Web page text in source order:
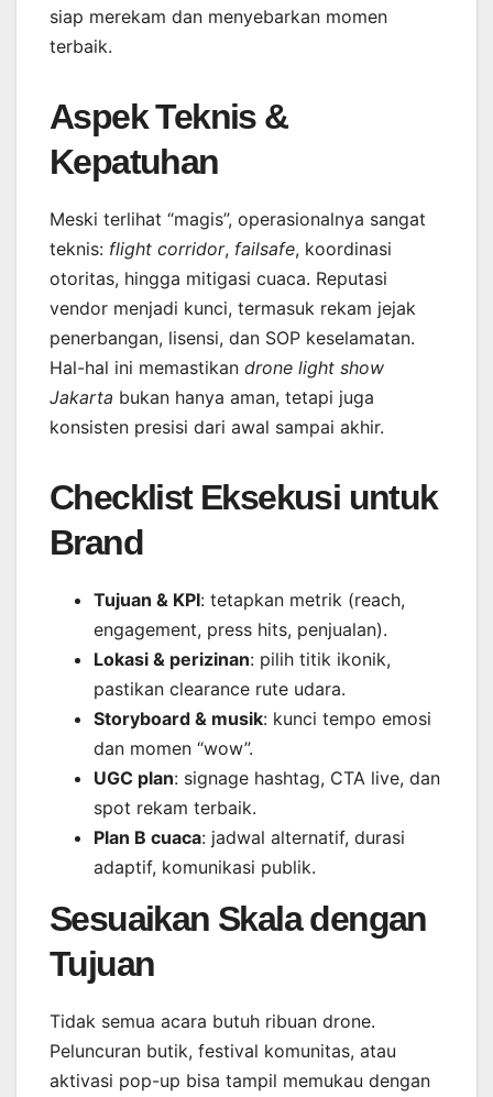
siap merekam dan menyebarkan momen
terbaik.
Aspek Teknis &
Kepatuhan
Meski terlihat “magis”, operasionalnya sangat
teknis: flight corridor, failsafe, koordinasi
otoritas, hingga mitigasi cuaca. Reputasi
vendor menjadi kunci, termasuk rekam jejak
penerbangan, lisensi, dan SOP keselamatan.
Hal-hal ini memastikan drone light show
Jakarta bukan hanya aman, tetapi juga
konsisten presisi dari awal sampai akhir.
Checklist Eksekusi untuk
Brand
Tujuan & KPI: tetapkan metrik (reach,
engagement, press hits, penjualan).
Lokasi & perizinan: pilih titik ikonik,
pastikan clearance rute udara.
Storyboard & musik: kunci tempo emosi
dan momen “wow”.
UGC plan: signage hashtag, CTA live, dan
spot rekam terbaik.
Plan B cuaca: jadwal alternatif, durasi
adaptif, komunikasi publik.
Sesuaikan Skala dengan
Tujuan
Tidak semua acara butuh ribuan drone.
Peluncuran butik, festival komunitas, atau
aktivasi pop-up bisa tampil memukau dengan